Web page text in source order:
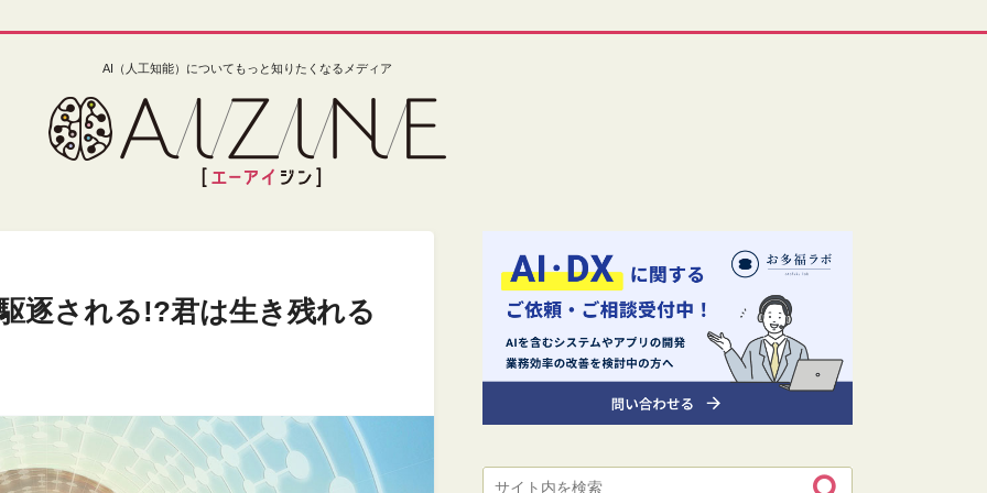
AI（人工知能）についてもっと知りたくなるメディア
逐される!?君は生き残れる